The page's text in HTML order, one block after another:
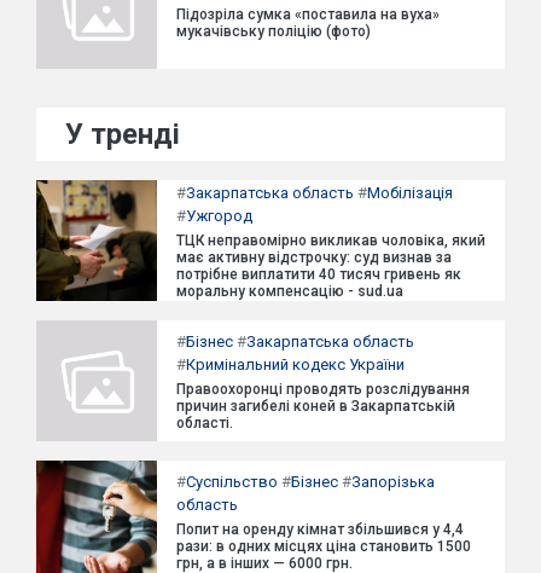
Підозріла сумка «поставила на вуха»
мукачівську поліцію (фото)
У тренді
#Закарпатська область #Мобілізація
#Ужгород
ТЦК неправомірно викликав чоловіка, який
має активну відстрочку: суд визнав за
потрібне виплатити 40 тисяч гривень як
моральну компенсацію - sud.ua
#Бізнес #Закарпатська область
#Кримінальний кодекс України
Правоохоронці проводять розслідування
причин загибелі коней в Закарпатській
області.
#Суспільство #Бізнес #Запорізька
область
Попит на оренду кімнат збільшився у 4,4
рази: в одних місцях ціна становить 1500
грн, а в інших — 6000 грн.